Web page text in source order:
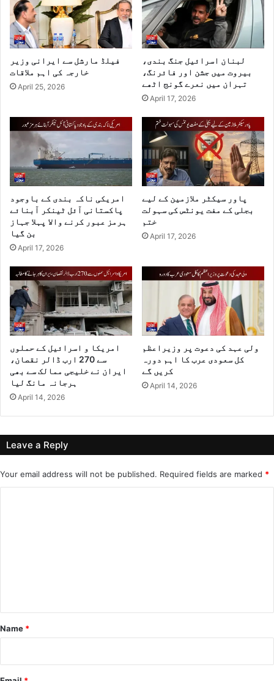
فیلڈ مارشل سے ایرانی وزیر
خارجہ کی اہم ملاقات
April 25, 2026
لبنان اسرائیل جنگ بندی،
بیروت میں جشن اور فائرنگ،
تہران میں نعرے گونج اٹھے
April 17, 2026
امریکی ناکہ بندی کے باوجود
پاکستانی آئل ٹینکر آبنائے
ہرمز عبور کرنے والا پہلا جہاز
بن گیا
April 17, 2026
پاور سیکٹر ملازمین کے لیے
بجلی کے مفت یونٹس کی سہولت
ختم
April 17, 2026
امریکا و اسرائیل کے حملوں
سے 270 ارب ڈالر نقصان،
ایران نے خلیجی ممالک سے بھی
ہرجانہ مانگ لیا
April 14, 2026
ولی عہد کی دعوت پر وزیراعظم
کل سعودی عرب کا اہم دورہ
April 14, 2026
Leave a Reply
Your email address will not be published. Required fields are marked *
*
Name *